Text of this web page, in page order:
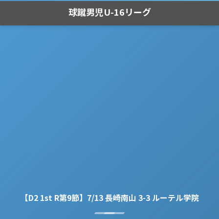
球蹴男児U-16リーグ
【D2 1st R第9節】7/13 長崎南山 3-3 ルーテル学院